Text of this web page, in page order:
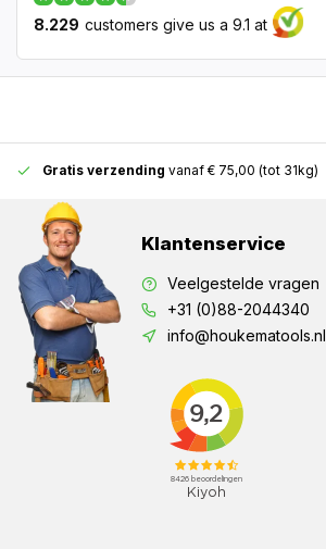
8.229 customers give us a 9.1 at
Gratis verzending vanaf € 75,00 (tot 31kg)
Klantenservice
Veelgestelde vragen
+31 (0)88-2044340
info@houkematools.nl